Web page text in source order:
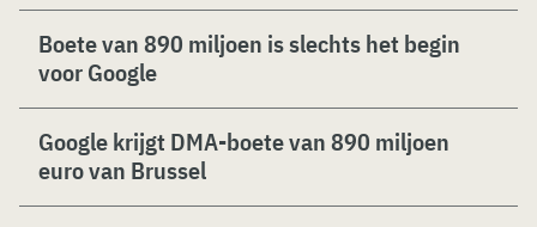
Boete van 890 miljoen is slechts het begin
voor Google
Google krijgt DMA-boete van 890 miljoen
euro van Brussel